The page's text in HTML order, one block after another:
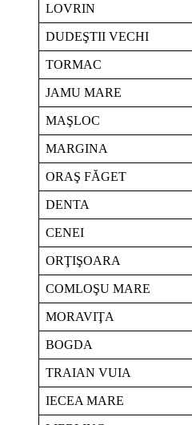
LOVRIN
DUDEŞTII VECHI
TORMAC
JAMU MARE
MAŞLOC
MARGINA
ORAŞ FĂGET
DENTA
CENEI
ORŢIŞOARA
COMLOŞU MARE
MORAVIŢA
BOGDA
TRAIAN VUIA
IECEA MARE